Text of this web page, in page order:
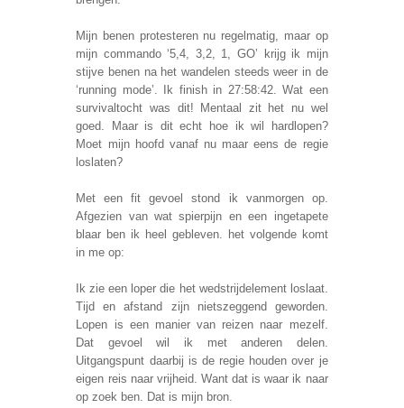
Mijn benen protesteren nu regelmatig, maar op
mijn commando ‘5,4, 3,2, 1, GO’ krijg ik mijn
stijve benen na het wandelen steeds weer in de
‘running mode’. Ik finish in 27:58:42. Wat een
survivaltocht was dit! Mentaal zit het nu wel
goed. Maar is dit echt hoe ik wil hardlopen?
Moet mijn hoofd vanaf nu maar eens de regie
loslaten?
Met een fit gevoel stond ik vanmorgen op.
Afgezien van wat spierpijn en een ingetapete
blaar ben ik heel gebleven. het volgende komt
in me op:
Ik zie een loper die het wedstrijdelement loslaat.
Tijd en afstand zijn nietszeggend geworden.
Lopen is een manier van reizen naar mezelf.
Dat gevoel wil ik met anderen delen.
Uitgangspunt daarbij is de regie houden over je
eigen reis naar vrijheid. Want dat is waar ik naar
op zoek ben. Dat is mijn bron.